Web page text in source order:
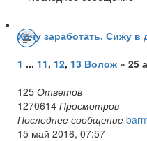
Хочу заработать. Сижу в
1 ... 11, 12, 13 Волож » 25
125 Ответов
1270614 Просмотров
Последнее сообщение
15 май 2016, 07:57